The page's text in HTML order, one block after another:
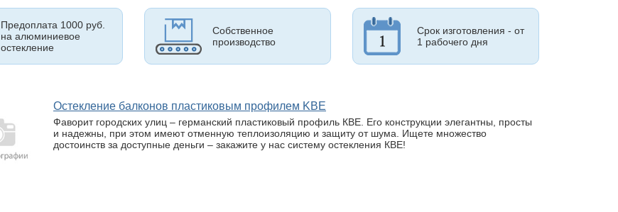
Предоплата 1000 руб.
на алюминиевое
остекление
Собственное
производство
Срок изготовления - от
1 рабочего дня
Остекление балконов пластиковым профилем KBE
Фаворит городских улиц – германский пластиковый профиль КВЕ. Его конструкции элегантны, просты
и надежны, при этом имеют отменную теплоизоляцию и защиту от шума. Ищете множество
достоинств за доступные деньги – закажите у нас систему остекления КВЕ!